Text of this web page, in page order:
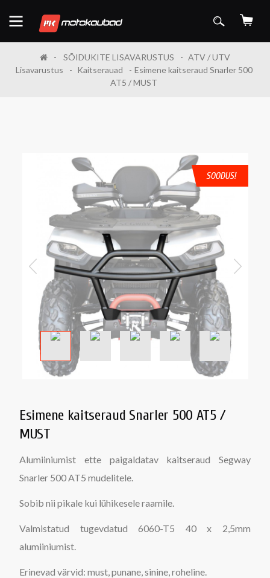
SÕIDUKITE LISAVARUSTUS
ATV / UTV
Lisavarustus
Kaitserauad
Esimene kaitseraud Snarler 500
AT5 / MUST
SOODUS!
Esimene kaitseraud Snarler 500 AT5 /
MUST
Alumiiniumist ette paigaldatav kaitseraud Segway
Snarler 500 AT5 mudelitele.
Sobib nii pikale kui lühikesele raamile.
Valmistatud tugevdatud 6060-T5 40 x 2,5mm
alumiiniumist.
Erinevad värvid: must, punane, sinine, roheline.